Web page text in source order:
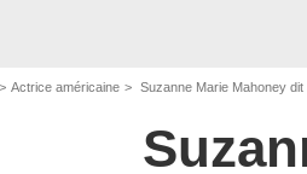
Actrice américaine Suzanne Marie Mahoney